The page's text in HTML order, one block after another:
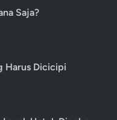
Saja?
Harus Dicicipi